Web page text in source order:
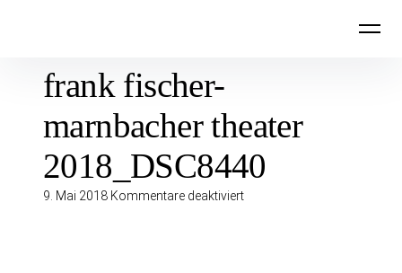
frank fischer-
marnbacher theater
2018_DSC8440
9. Mai 2018 Kommentare deaktiviertfür